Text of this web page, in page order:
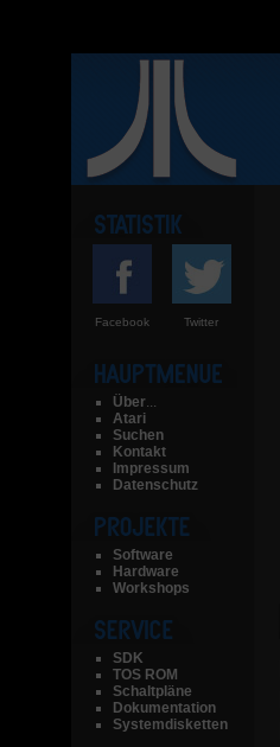
Facebook Twitter
Über...
Atari
Suchen
Kontakt
Impressum
Datenschutz
Software
Hardware
Workshops
SDK
TOS ROM
Schaltpläne
Dokumentation
Systemdisketten